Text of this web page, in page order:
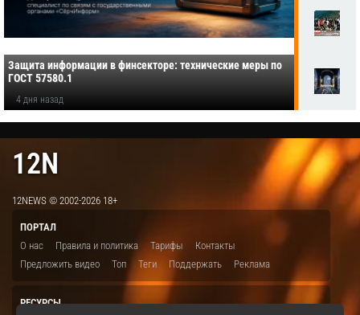
Защита информации в финсекторе: технические меры по
ГОСТ 57580.1
4 дня назад
12N
12NEWS © 2002-2026 18+
ПОРТАЛ
О нас
Правила и политика Тарифы
Контакты
Предложить видео
Топ Теги Поддержать Реклама
РЕСУРСЫ